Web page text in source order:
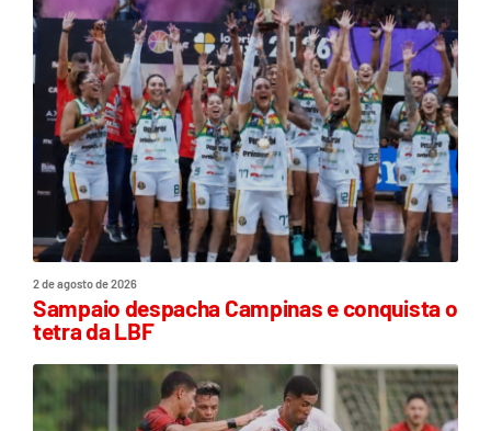
2 de agosto de 2026
Sampaio despacha Campinas e conquista o
tetra da LBF